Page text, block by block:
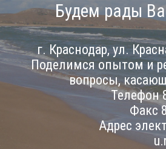
Будем рады
г. Краснодар, ул.
Поделимся опытом и
вопросы,
Телефон
Факс
Адрес